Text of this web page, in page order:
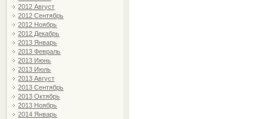
2012 Август
2012 Сентябрь
2012 Ноябрь
2012 Декабрь
2013 Январь
2013 Февраль
2013 Июнь
2013 Июль
2013 Август
2013 Сентябрь
2013 Октябрь
2013 Ноябрь
2014 Январь